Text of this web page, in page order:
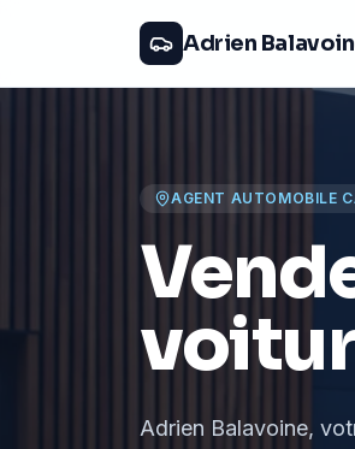
Adrien
AGENT AUTOMOBILE
Adrien Balavoine,